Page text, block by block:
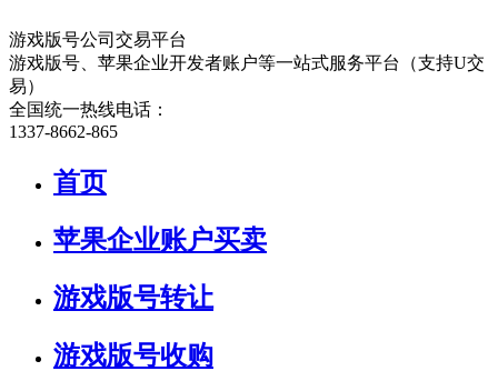
游戏版号公司交易平台
游戏版号、苹果企业开发者账户等一站式服务平台（支持U交
易）
全国统一热线电话：
1337-8662-865
首页
苹果企业账户买卖
游戏版号转让
游戏版号收购